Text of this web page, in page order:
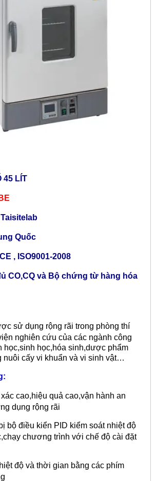
45 LÍT
Quốc
, ISO9001-2008
CO,CQ và Bộ chứng từ hàng hóa
sử dụng rộng rãi trong phòng thí
nghiên cứu của các ngành công
học,sinh học,hóa sinh,dược phẩm
nuôi cấy vi khuẩn và vi sinh vật…
cao,hiệu quả cao,vận hành an
dụng rộng rãi
bộ điều kiển PID kiểm soát nhiệt độ
chương trình với chế độ cài đặt
độ và thời gian bằng các phím